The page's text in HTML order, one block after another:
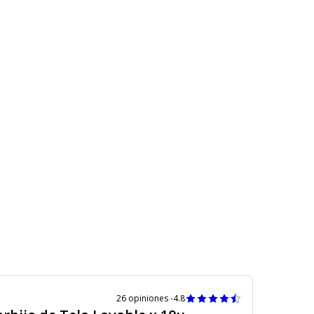
26 opiniones -4.8